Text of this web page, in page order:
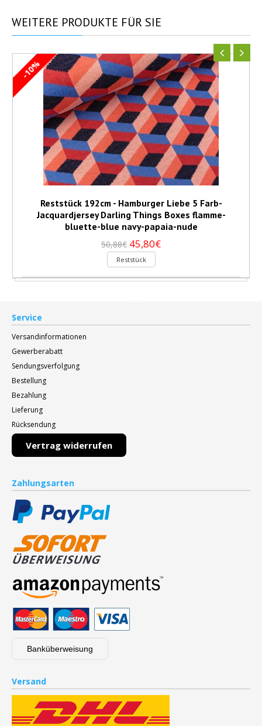
WEITERE PRODUKTE FÜR SIE
-10%
Reststück 192cm - Hamburger Liebe 5 Farb-
Jacquardjersey Darling Things Boxes flamme-
bluette-blue navy-papaia-nude
50,88€ 45,80€
Reststück
Service
Versandinformationen
Gewerberabatt
Sendungsverfolgung
Bestellung
Bezahlung
Lieferung
Rücksendung
Vertrag widerrufen
Zahlungsarten
Banküberweisung
Versand